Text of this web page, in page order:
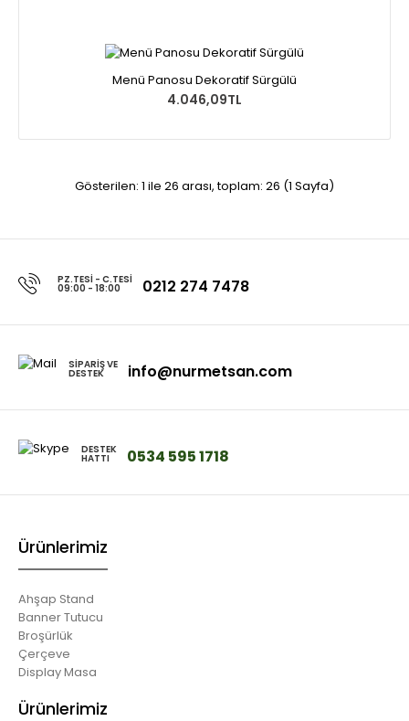
Menü Panosu Dekoratif Sürgülü
4.046,09TL
Gösterilen: 1 ile 26 arası, toplam: 26 (1 Sayfa)
PZ.TESI - C.TESI
09:00 - 18:00 0212 274 7478
SIPARIŞ VE
DESTEK info@nurmetsan.com
DESTEK
HATTI 0534 595 1718
Ürünlerimiz
Ahşap Stand
Banner Tutucu
Broşürlük
Çerçeve
Display Masa
Ürünlerimiz